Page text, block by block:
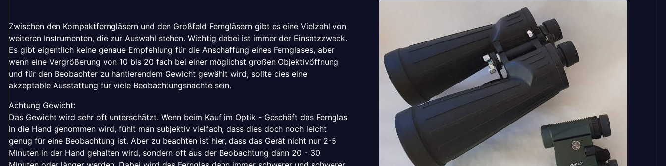
Zwischen den Kompaktferngläsern und den Großfeld Ferngläsern gibt es eine Vielzahl von
weiteren Instrumenten, die zur Auswahl stehen. Wichtig dabei ist immer der Einsatzzweck.
Es gibt eigentlich keine genaue Empfehlung für die Anschaffung eines Fernglases, aber
wenn eine Vergrößerung von 10 bis 20 fach bei einer möglichst großen Objektivöffnung
und für den Beobachter zu hantierendem Gewicht gewählt wird, sollte dies eine
akzeptable Ausstattung für viele Beobachtungsnächte sein.
Achtung Gewicht:
Das Gewicht wird sehr oft unterschätzt. Wenn beim Kauf im Optik - Geschäft das Fernglas
in die Hand genommen wird, fühlt man subjektiv vielfach, dass dies doch noch leicht
genug für eine Beobachtung ist. Aber zu beachten ist hier, dass das Gerät nicht nur 2-5
Minuten in der Hand gehalten wird, sondern oft aus der Beobachtung dann 20 - 30